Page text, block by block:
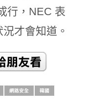
行，NEC 表
才會知道。
網路安全 韓國